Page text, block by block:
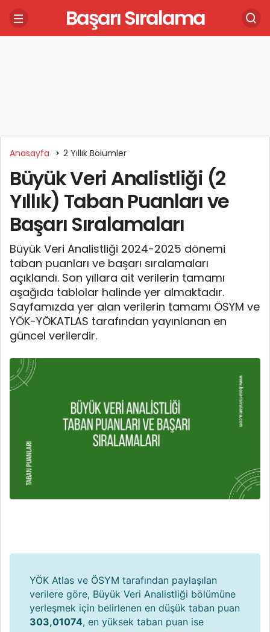
Başarı Sıralama
Anasayfa 2 Yıllık Bölümler
Büyük Veri Analistliği (2
Yıllık) Taban Puanları ve
Başarı Sıralamaları
Büyük Veri Analistliği 2024-2025 dönemi
taban puanları ve başarı sıralamaları
açıklandı. Son yıllara ait verilerin tamamı
aşağıda tablolar halinde yer almaktadır.
Sayfamızda yer alan verilerin tamamı ÖSYM ve
YÖK-YÖKATLAS tarafından yayınlanan en
güncel verilerdir.
YÖK Atlas ve ÖSYM tarafından paylaşılan
verilere göre, Büyük Veri Analistliği bölümüne
yerleşmek için belirlenen en düşük taban puan
303,01074, en yüksek taban puan ise